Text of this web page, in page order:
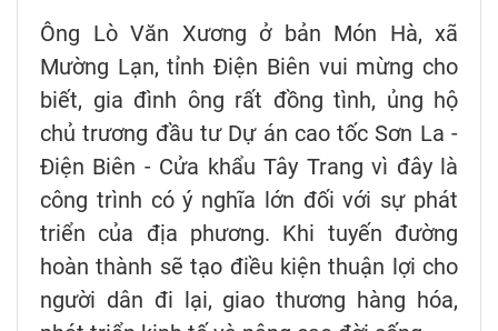
Ông Lò Văn Xương ở bản Món Hà, xã
Mường Lạn, tỉnh Điện Biên vui mừng cho
biết, gia đình ông rất đồng tình, ủng hộ
chủ trương đầu tư Dự án cao tốc Sơn La -
Điện Biên - Cửa khẩu Tây Trang vì đây là
công trình có ý nghĩa lớn đối với sự phát
triển của địa phương. Khi tuyến đường
hoàn thành sẽ tạo điều kiện thuận lợi cho
người dân đi lại, giao thương hàng hóa,